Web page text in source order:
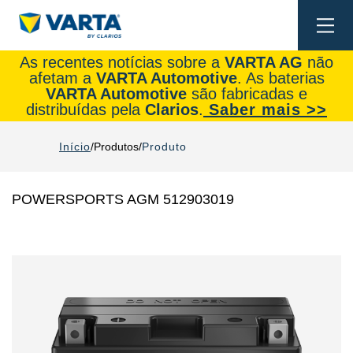
As recentes notícias sobre a VARTA AG não
afetam a VARTA Automotive. As baterias
VARTA Automotive são fabricadas e
distribuídas pela Clarios. Saber mais >>
Início Produtos Produto
POWERSPORTS AGM 512903019